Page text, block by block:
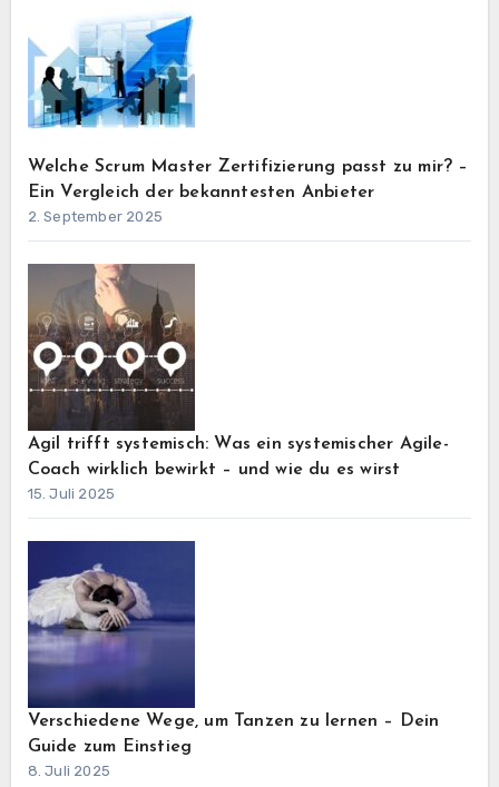
Welche Scrum Master Zertifizierung passt zu mir? –
Ein Vergleich der bekanntesten Anbieter
2. September 2025
Agil trifft systemisch: Was ein systemischer Agile-
Coach wirklich bewirkt – und wie du es wirst
15. Juli 2025
Verschiedene Wege, um Tanzen zu lernen – Dein
Guide zum Einstieg
8. Juli 2025